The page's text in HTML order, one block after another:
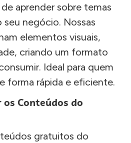
aprender sobre temas
negócio. Nossas
elementos visuais,
criando um formato
Ideal para quem
forma rápida e eficiente.
os Conteúdos do
gratuitos do